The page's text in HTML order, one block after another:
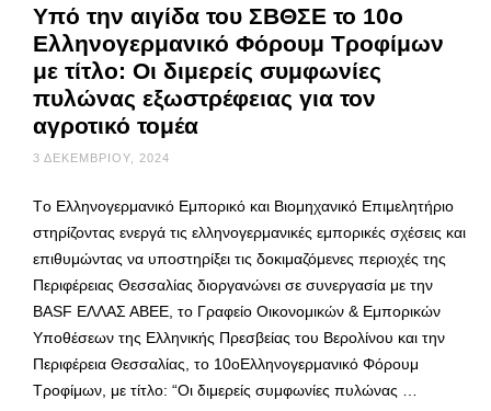
Υπό την αιγίδα του ΣΒΘΣΕ το 10ο
Ελληνογερμανικό Φόρουμ Τροφίμων
με τίτλο: Οι διμερείς συμφωνίες
πυλώνας εξωστρέφειας για τον
αγροτικό τομέα
3 ΔΕΚΕΜΒΡΊΟΥ, 2024
Tο Ελληνογερμανικό Εμπορικό και Βιομηχανικό Επιμελητήριο
στηρίζοντας ενεργά τις ελληνογερμανικές εμπορικές σχέσεις και
επιθυμώντας να υποστηρίξει τις δοκιμαζόμενες περιοχές της
Περιφέρειας Θεσσαλίας διοργανώνει σε συνεργασία με την
BASF ΕΛΛΑΣ ΑΒΕΕ, το Γραφείο Οικονομικών & Εμπορικών
Υποθέσεων της Ελληνικής Πρεσβείας του Βερολίνου και την
Περιφέρεια Θεσσαλίας, το 10οΕλληνογερμανικό Φόρουμ
Τροφίμων, με τίτλο: “Οι διμερείς συμφωνίες πυλώνας …